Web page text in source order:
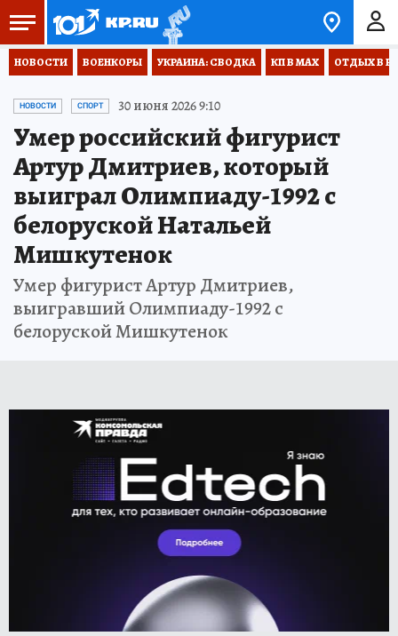
НОВОСТИ ВОЕНКОРЫ УКРАИНА: СВОДКА КП В МАХ ОТДЫХ В
НОВОСТИ СПОРТ 30 июня 2026 9:10
Умер российский фигурист
Артур Дмитриев, который
выиграл Олимпиаду-1992 с
белоруской Натальей
Мишкутенок
Умер фигурист Артур Дмитриев,
выигравший Олимпиаду-1992 с
белоруской Мишкутенок